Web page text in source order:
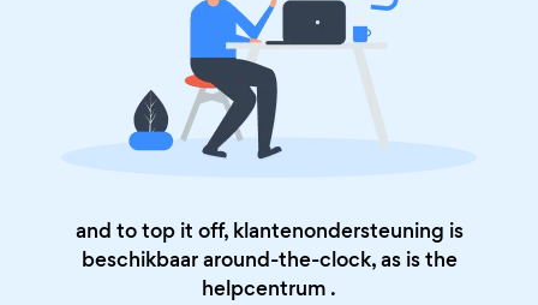
and to top it off, klantenondersteuning is
beschikbaar around-the-clock, as is the
helpcentrum .